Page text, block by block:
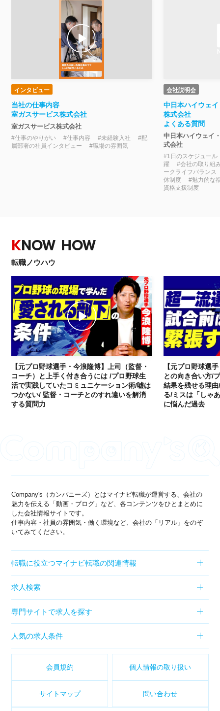
インタビュー
当社の仕事内容
室ガスサービス株式会社
室ガスサービス株式会社
#仕事のやりがい #仕事内容 #未経験入社 #配
属部署の社員インタビュー #職場の雰囲気
会社説明会
中日本ハイウェ
株式会社
よくある質問
中日本ハイウェイ
式会社
#1日のスケジュー
躍 #会社の取り組
ークライフバラン
休制度 #魅力的な
資格支援制度
KNOW HOW
転職ノウハウ
【元プロ野球選手・今浪隆博】上司（監督・
コーチ）と上手く付き合うには /プロ野球生
活で実践していたコミュニケーション術/嘘は
つかない/ 監督・コーチとのすれ違いを解消
する質問力
【元プロ野球選
との向き合い方/
結果を残せる理
る/ミスは「しゃ
に悩んだ過去
Company's（カンパニーズ）とはマイナビ転職が運営する、会社の
魅力を伝える「動画・ブログ」など、各コンテンツをひとまとめに
した会社情報サイトです。
仕事内容・社員の雰囲気・働く環境など、会社の「リアル」をのぞ
いてみてください。
転職に役立つマイナビ転職の関連情報
求人検索
専門サイトで求人を探す
人気の求人条件
会員規約 個人情報の取り扱い
サイトマップ 問い合わせ